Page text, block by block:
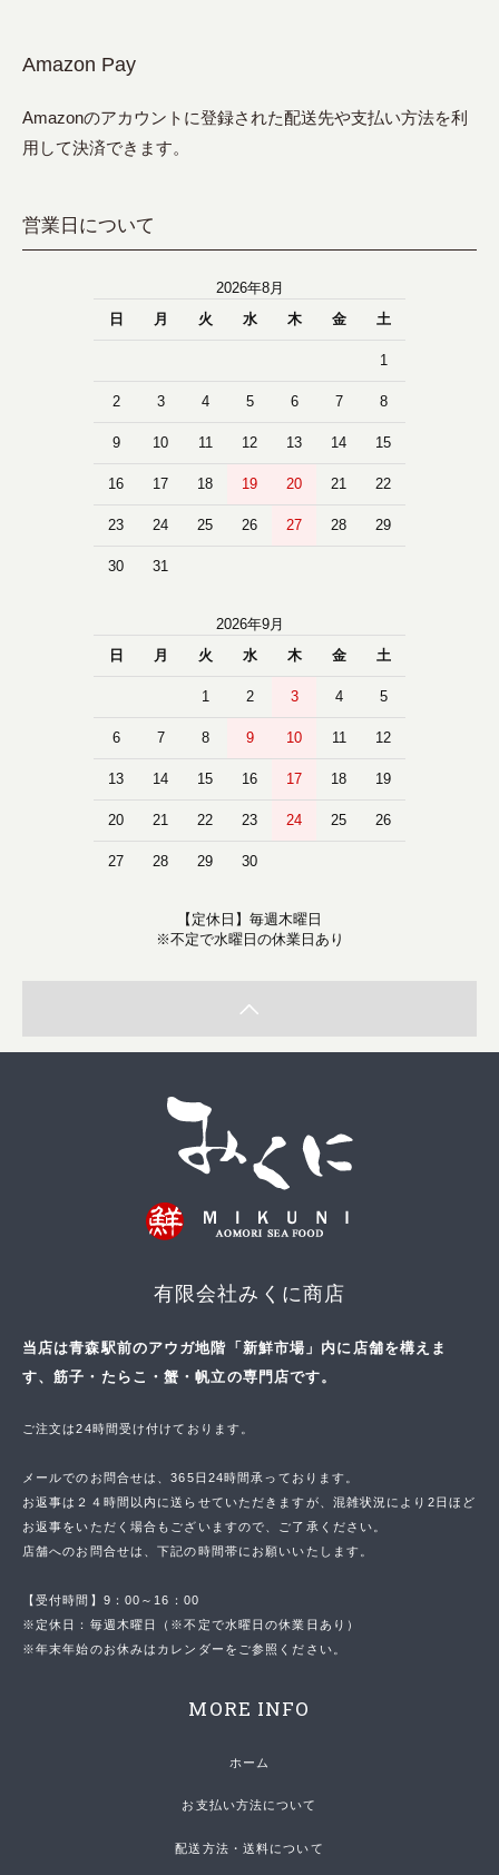
Amazon Pay
Amazonのアカウントに登録された配送先や支払い方法を利
用して決済できます。
営業日について
2026年8月
日
月 火 水 木 金 土
1
2 3 4 5 6 7 8
9 10 11 12 13 14 15
16 17 18 19 20 21 22
23 24 25 26 27 28 29
30 31
2026年9月
日
月 火 水 木 金 土
1 2 3 4 5
6 7 8 9 10 11 12
13 14 15 16 17 18 19
20 21 22 23 24 25 26
27 28 29 30
【定休日】毎週木曜日
※不定で水曜日の休業日あり
有限会社みくに商店
当店は青森駅前のアウガ地階「新鮮市場」内に店舗を構えま
す、筋子・たらこ・蟹・帆立の専門店です。
ご注文は24時間受け付けております。
メールでのお問合せは、365日24時間承っております。
お返事は２４時間以内に送らせていただきますが、混雑状況により2日ほど
お返事をいただく場合もございますので、ご了承ください。
店舗へのお問合せは、下記の時間帯にお願いいたします。
【受付時間】9：00～16：00
※定休日：毎週木曜日（※不定で水曜日の休業日あり）
※年末年始のお休みはカレンダーをご参照ください。
MORE INFO
ホーム
お支払い方法について
配送方法・送料について